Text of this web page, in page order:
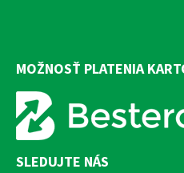
MOŽNOSŤ PLATENIA
SLEDUJTE NÁS